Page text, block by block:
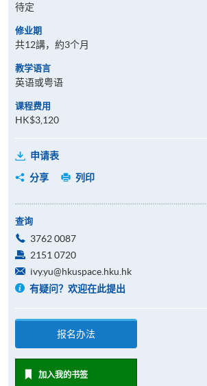
待定
修业期
共12講，約3个月
教学语言
英语或粤语
课程费用
HK$3,120
申请表
分享
列印
查询
3762 0087
2151 0720
ivy.yu@hkuspace.hku.hk
有疑问？欢迎在此提出
报名办法
加入我的书签